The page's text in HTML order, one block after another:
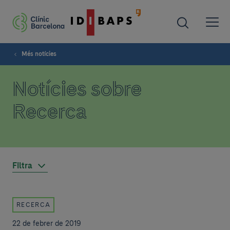
Més notícies
Notícies sobre
Recerca
Filtra
RECERCA
22 de febrer de 2019